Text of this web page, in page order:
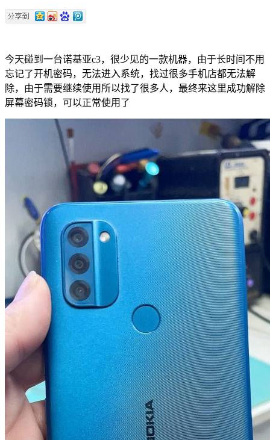
今天碰到一台诺基亚c3，很少见的一款机器，由于长时间不用
忘记了开机密码，无法进入系统，找过很多手机店都无法解
除，由于需要继续使用所以找了很多人，最终来这里成功解除
屏幕密码锁，可以正常使用了